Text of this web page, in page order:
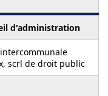
d'administration
scrl de droit public